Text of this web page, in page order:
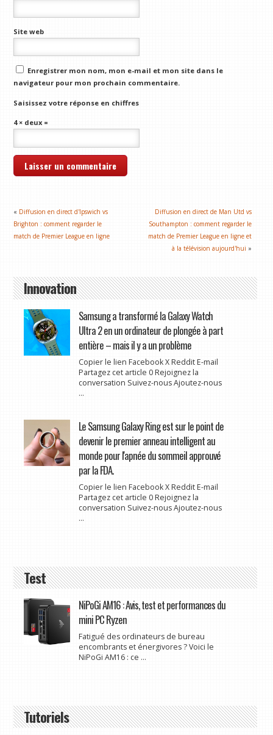
Site web
Enregistrer mon nom, mon e-mail et mon site dans le
navigateur pour mon prochain commentaire.
Saisissez votre réponse en chiffres
4 × deux =
« Diffusion en direct d'Ipswich vs
Brighton : comment regarder le
match de Premier League en ligne
Diffusion en direct de Man Utd vs
Southampton : comment regarder le
match de Premier League en ligne et
à la télévision aujourd'hui »
Innovation
Samsung a transformé la Galaxy Watch
Ultra 2 en un ordinateur de plongée à part
entière – mais il y a un problème
Copier le lien Facebook X Reddit E-mail
Partagez cet article 0 Rejoignez la
conversation Suivez-nous Ajoutez-nous
...
Le Samsung Galaxy Ring est sur le point de
devenir le premier anneau intelligent au
monde pour l'apnée du sommeil approuvé
par la FDA.
Copier le lien Facebook X Reddit E-mail
Partagez cet article 0 Rejoignez la
conversation Suivez-nous Ajoutez-nous
...
Test
NiPoGi AM16 : Avis, test et performances du
mini PC Ryzen
Fatigué des ordinateurs de bureau
encombrants et énergivores ? Voici le
NiPoGi AM16 : ce ...
Tutoriels